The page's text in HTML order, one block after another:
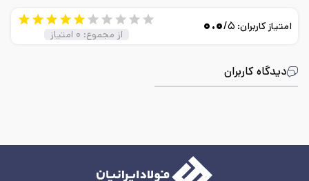
دیدگاه کاربران
امتیاز کاربران: ۰.۰/۵
از مجموع: ۰ امتیاز